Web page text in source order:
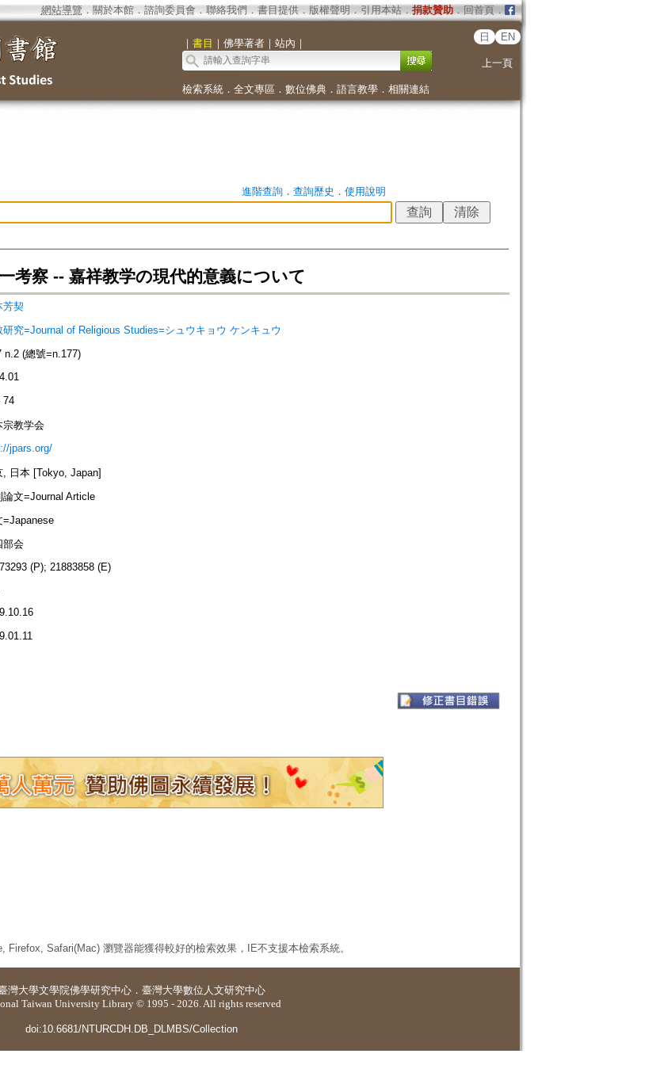
網站導覽 ． 關於本館． 諮詢委員會． 聯絡我們 ． 書目提供． 版權聲明 ． 引用本站． 捐款贊助．回首頁．
｜ 書目 ｜ 佛學著者｜ 站內 ｜
日 EN
上一頁
檢索系統． 全文專區 ． 數位佛典． 語言教學． 相關連結
進階查詢． 查詢歷史 ． 使用說明
考察 -- 嘉祥教学の現代的意義について
芳契
研究=Journal of Religious Studies=シュウキョウ ケンキュウ
n.2 (總號=n.177)
74
宗教学会
jpars.org/
, 日本 [Tokyo, Japan]
論文=Journal Article
=Japanese
部会
(P); 21883858 (E)
Firefox, Safari(Mac) 瀏覽器能獲得較好的檢索效果，IE不支援本檢索系統。
灣大學文學院佛學研究中心 ． 臺灣大學數位人文研究中心
Taiwan University Library © 1995 - 2026. All rights reserved
doi:10.6681/NTURCDH.DB_DLMBS/Collection